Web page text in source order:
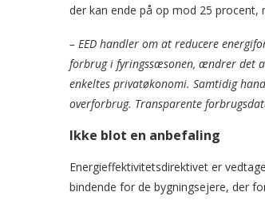
der kan ende på op mod 25 procent,
– EED handler om at reducere
forbrug i fyringssæsonen, ændrer det
enkeltes privatøkonomi. Samtidig
overforbrug. Transparente
Ikke blot en anbefaling
Energieffektivitetsdirektivet er
bindende for de bygningsejere, der